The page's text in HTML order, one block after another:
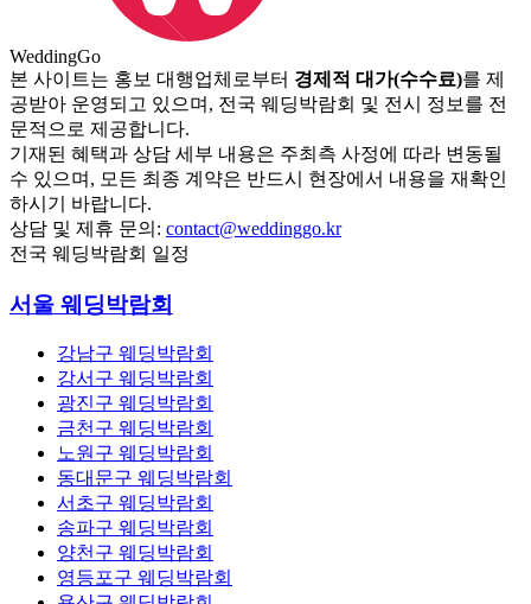
WeddingGo
본 사이트는 홍보 대행업체로부터 경제적 대가(수수료)를 제
공받아 운영되고 있으며, 전국 웨딩박람회 및 전시 정보를 전
문적으로 제공합니다.
기재된 혜택과 상담 세부 내용은 주최측 사정에 따라 변동될
수 있으며, 모든 최종 계약은 반드시 현장에서 내용을 재확인
하시기 바랍니다.
상담 및 제휴 문의: contact@weddinggo.kr
전국 웨딩박람회 일정
서울 웨딩박람회
강남구 웨딩박람회
강서구 웨딩박람회
광진구 웨딩박람회
금천구 웨딩박람회
노원구 웨딩박람회
동대문구 웨딩박람회
서초구 웨딩박람회
송파구 웨딩박람회
양천구 웨딩박람회
영등포구 웨딩박람회